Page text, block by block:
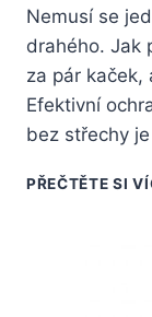
Nemusí se
drahého. Jak
za pár kaček,
Efektivní
bez střechy
PŘEČTĚTE SI